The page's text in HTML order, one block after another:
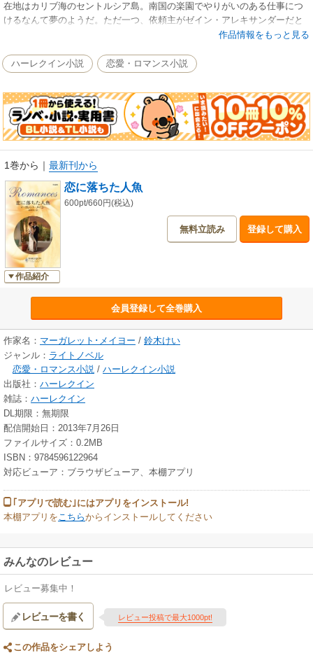
在地はカリブ海のセントルシア島。南国の楽園でやりがいのある仕事につ
けるなんて夢のようだ。ただ一つ、依頼主がゼイン・アレキサンダーだと
いうのが引っかかる。ゼインとは彼女がまだこの仕事につく前にも面識が
たせた。婚約者と別れて以来、男性不信に陥っているルシンダにとって、
ゼインこそ、最も近づきたくない相手の一人。なのに、島に着くなりバカ
ンスをともに過ごそうと誘われて……。
作品情報をもっと見る
ハーレクイン小説 恋愛・ロマンス小説
1巻から ｜ 最新刊から
作品紹介
恋に落ちた人魚
600pt/660円(税込)
無料立読み 登録して購入
会員登録して全巻購入
作家名： マーガレット･メイヨー / 鈴木けい
ジャンル： ライトノベル
恋愛・ロマンス小説 / ハーレクイン小説
出版社： ハーレクイン
雑誌： ハーレクイン
DL期限：無期限
配信開始日：2013年7月26日
ファイルサイズ：0.2MB
ISBN：9784596122964
対応ビューア：ブラウザビューア、本棚アプリ
｢アプリで読む｣にはアプリをインストール!
本棚アプリを こちらからインストールしてください
みんなのレビュー
レビュー募集中！
レビューを書く レビュー投稿で最大1000pt!
この作品をシェアしよう